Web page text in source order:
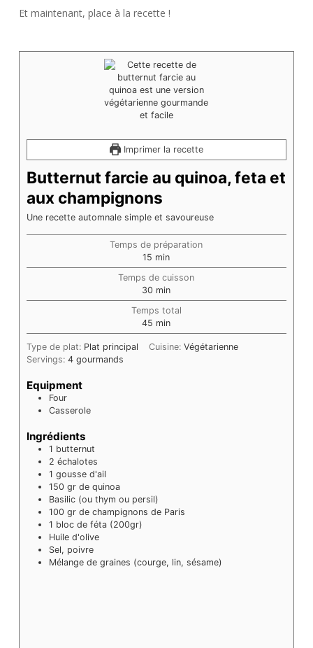
Et maintenant, place à la recette !
Imprimer la recette
Butternut farcie au quinoa, feta et
aux champignons
Une recette automnale simple et savoureuse
Temps de préparation
15 minutes
min
Temps de cuisson
30 minutes
min
Temps total
45 minutes
min
Type de plat: Plat principal Cuisine: Végétarienne
Servings: 4 gourmands
Equipment
Four
Casserole
Ingrédients
1 butternut
2 échalotes
1 gousse d'ail
150 gr de quinoa
Basilic (ou thym ou persil)
100 gr de champignons de Paris
1 bloc de féta (200gr)
Huile d'olive
Sel, poivre
Mélange de graines (courge, lin, sésame)